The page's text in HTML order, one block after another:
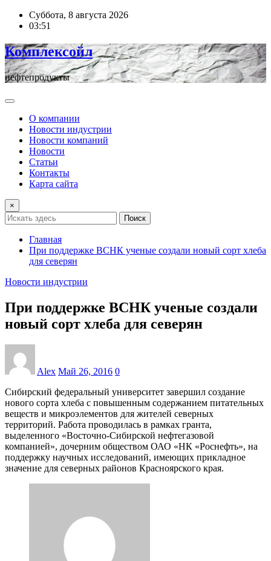
ПерейтиСуббота, 8 августа 2026
03:51
Комплексойл
нефтепродукты
О компании
Новости индустрии
Новости компаний
Новости
Статьи
Контакты
Карта сайта
×
Поиск
Главная
При поддержке ВСНК ученые создали новый сорт хлеба
для северян
Новости индустрии
При поддержке ВСНК ученые создали
новый сорт хлеба для северян
Alex Май 26, 2016 0
Сибирский федеральный университет завершил создание
нового сорта хлеба с повышенным содержанием питательных
веществ и микроэлементов для жителей северных
территорий. Работа проводилась в рамках гранта,
выделенного «Восточно-Сибирской нефтегазовой
компанией», дочерним обществом ОАО «НК «Роснефть», на
поддержку научных исследований, имеющих прикладное
значение для северных районов Красноярского края.